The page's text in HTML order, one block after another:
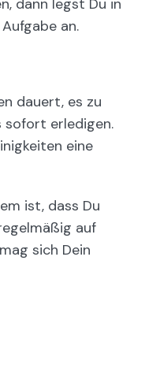
dann legst Du in
an.
dauert, es zu
sofort erledigen.
eine
ist, dass Du
auf
sich Dein